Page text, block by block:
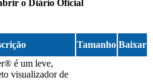
o Diário Oficial
Tamanho Baixar
é um leve,
visualizador de